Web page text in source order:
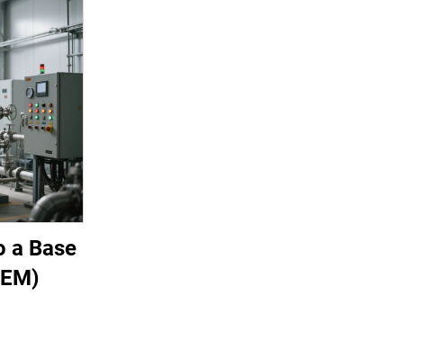
a Base